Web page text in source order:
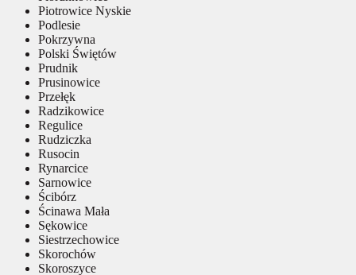
Piotrowice Nyskie
Podlesie
Pokrzywna
Polski Świętów
Prudnik
Prusinowice
Przełęk
Radzikowice
Regulice
Rudziczka
Rusocin
Rynarcice
Sarnowice
Ścibórz
Ścinawa Mała
Sękowice
Siestrzechowice
Skorochów
Skoroszyce